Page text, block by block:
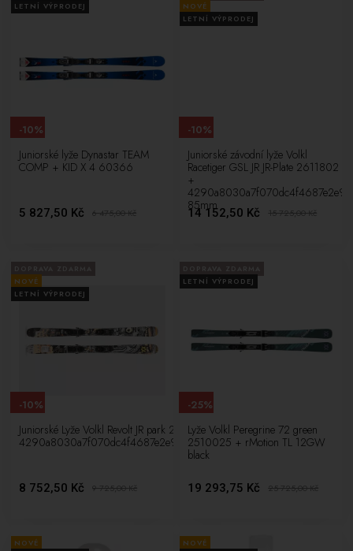
LETNÍ VÝPRODEJ
Juniorské lyže Dynastar TEAM
COMP + KID X 4 60366
5 827,50 Kč 6 475,00Kč
-10%
NOVÉ
LETNÍ VÝPRODEJ
Juniorské závodní lyže Volkl
Racetiger GSL JR JR-Plate 2611802
+
4290a8030a7f070dc4f4687e2e9
85mm
14 152,50 Kč 15 725,00Kč
-10%
NOVÉ
LETNÍ VÝPRODEJ
Juniorské Lyže Volkl Revolt JR park 2611295 +
4290a8030a7f070dc4f4687e2e974924ab6361
8 752,50 Kč 9 725,00Kč
-10%
LETNÍ VÝPRODEJ
Lyže Volkl Peregrine 72 green
2510025 + rMotion TL 12GW
black
19 293,75 Kč 25 725,00Kč
-25%
NOVÉ
NOVÉ